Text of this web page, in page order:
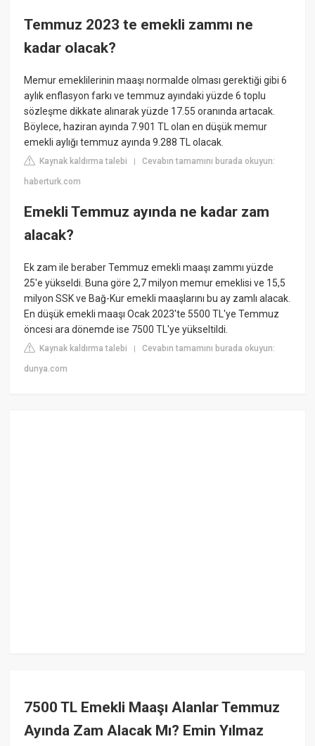
Temmuz 2023 te emekli zammı ne
kadar olacak?
Memur emeklilerinin maaşı normalde olması gerektiği gibi 6
aylık enflasyon farkı ve temmuz ayındaki yüzde 6 toplu
sözleşme dikkate alınarak yüzde 17.55 oranında artacak.
Böylece, haziran ayında 7.901 TL olan en düşük memur
emekli aylığı temmuz ayında 9.288 TL olacak.
Kaynak kaldırma talebi |Cevabın tamamını burada okuyun:
haberturk.com
Emekli Temmuz ayında ne kadar zam
alacak?
Ek zam ile beraber Temmuz emekli maaşı zammı yüzde
25'e yükseldi. Buna göre 2,7 milyon memur emeklisi ve 15,5
milyon SSK ve Bağ-Kur emekli maaşlarını bu ay zamlı alacak.
En düşük emekli maaşı Ocak 2023'te 5500 TL'ye Temmuz
öncesi ara dönemde ise 7500 TL'ye yükseltildi.
Kaynak kaldırma talebi |Cevabın tamamını burada okuyun:
dunya.com
7500 TL Emekli Maaşı Alanlar Temmuz
Ayında Zam Alacak Mı? Emin Yılmaz